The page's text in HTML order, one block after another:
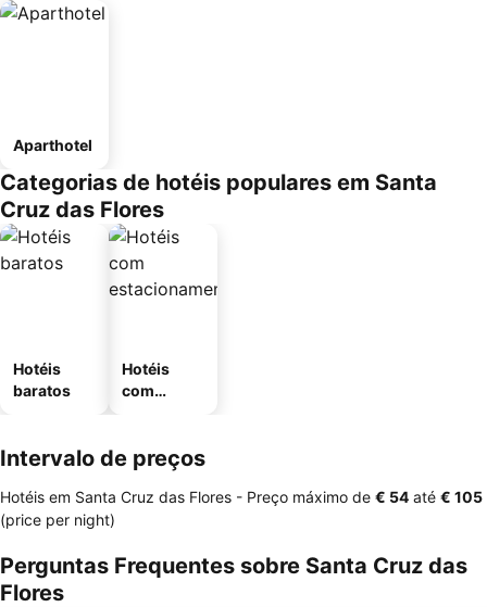
Aparthotel
Categorias de hotéis populares em Santa
Cruz das Flores
Hotéis
baratos
Hotéis
com
Intervalo de preços
Hotéis em Santa Cruz das Flores - Preço máximo de ‎€ 54 até ‎€ 105
(price per night)
Perguntas Frequentes sobre Santa Cruz das
Flores